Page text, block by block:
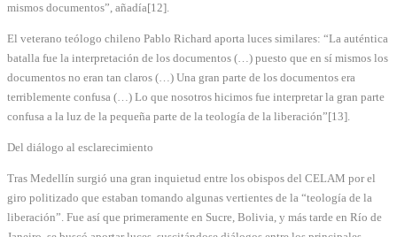
mismos documentos”, añadía[12].
El veterano teólogo chileno Pablo Richard aporta luces similares: “La auténtica
batalla fue la interpretación de los documentos (…) puesto que en sí mismos los
documentos no eran tan claros (…) Una gran parte de los documentos era
terriblemente confusa (…) Lo que nosotros hicimos fue interpretar la gran parte
confusa a la luz de la pequeña parte de la teología de la liberación”[13].
Del diálogo al esclarecimiento
Tras Medellín surgió una gran inquietud entre los obispos del CELAM por el
giro politizado que estaban tomando algunas vertientes de la “teología de la
liberación”. Fue así que primeramente en Sucre, Bolivia, y más tarde en Río de